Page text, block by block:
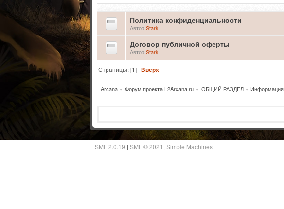
Политика конфиденциальности
АвторStark
Договор публичной оферты
АвторStark
Страницы: [1]Вверх
Arcana» Форум проекта L2Arcana.ru » ОБЩИЙ РАЗДЕЛ» Информация
SMF 2.0.19 | SMF © 2021 Simple Machines